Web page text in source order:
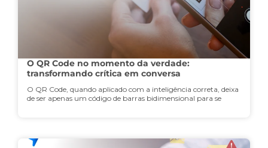
O QR Code no momento da verdade:
transformando crítica em conversa
O QR Code, quando aplicado com a inteligência correta, deixa
de ser apenas um código de barras bidimensional para se